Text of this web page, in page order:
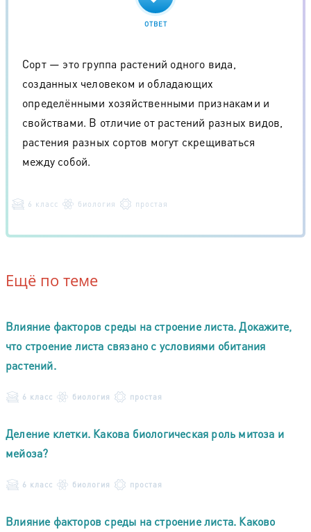
ОТВЕТ
Сорт — это группа растений одного вида,
созданных человеком и обладающих
определёнными хозяйственными признаками и
свойствами. В отличие от растений разных видов,
растения разных сортов могут скрещиваться
между собой.
6 класс биология простая
Ещё по теме
Влияние факторов среды на строение листа. Докажите,
что строение листа связано с условиями обитания
растений.
6 класс биология простая
Деление клетки. Какова биологическая роль митоза и
мейоза?
6 класс биология простая
Влияние факторов среды на строение листа. Каково